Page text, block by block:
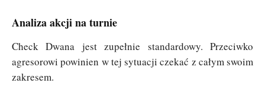
Analiza akcji na turnie
Check Dwana jest zupełnie standardowy. Przeciwko
agresorowi powinien w tej sytuacji czekać z całym swoim
zakresem.